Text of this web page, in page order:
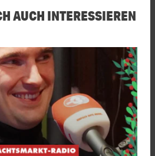
AUCH INTERESSIEREN